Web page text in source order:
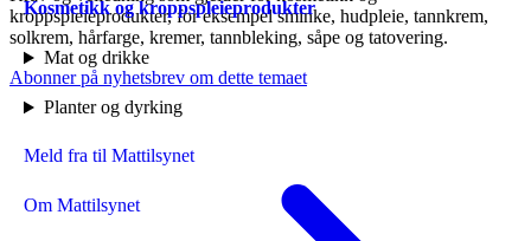
Kosmetikk og kroppspleieprodukter
Mat og drikke
Planter og dyrking
Meld fra til Mattilsynet
Om Mattilsynet
kroppspleieprodukter, for eksempel sminke, hudpleie, tannkrem,
solkrem, hårfarge, kremer, tannbleking, såpe og tatovering.
Abonner på nyhetsbrev om dette temaet